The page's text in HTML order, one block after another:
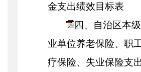
金支出绩效目标表
四、自治区本
业单位养老保险、职
疗保险、失业保险支